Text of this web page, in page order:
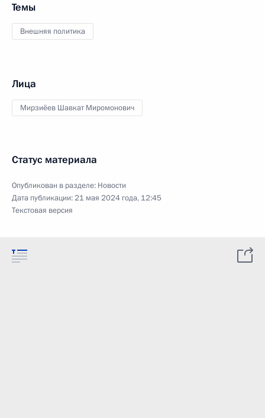
Темы
Внешняя политика
Лица
Мирзиёев Шавкат Миромонович
Статус материала
Опубликован в разделе: Новости
Дата публикации:21 мая 2024 года, 12:45
Текстовая версия